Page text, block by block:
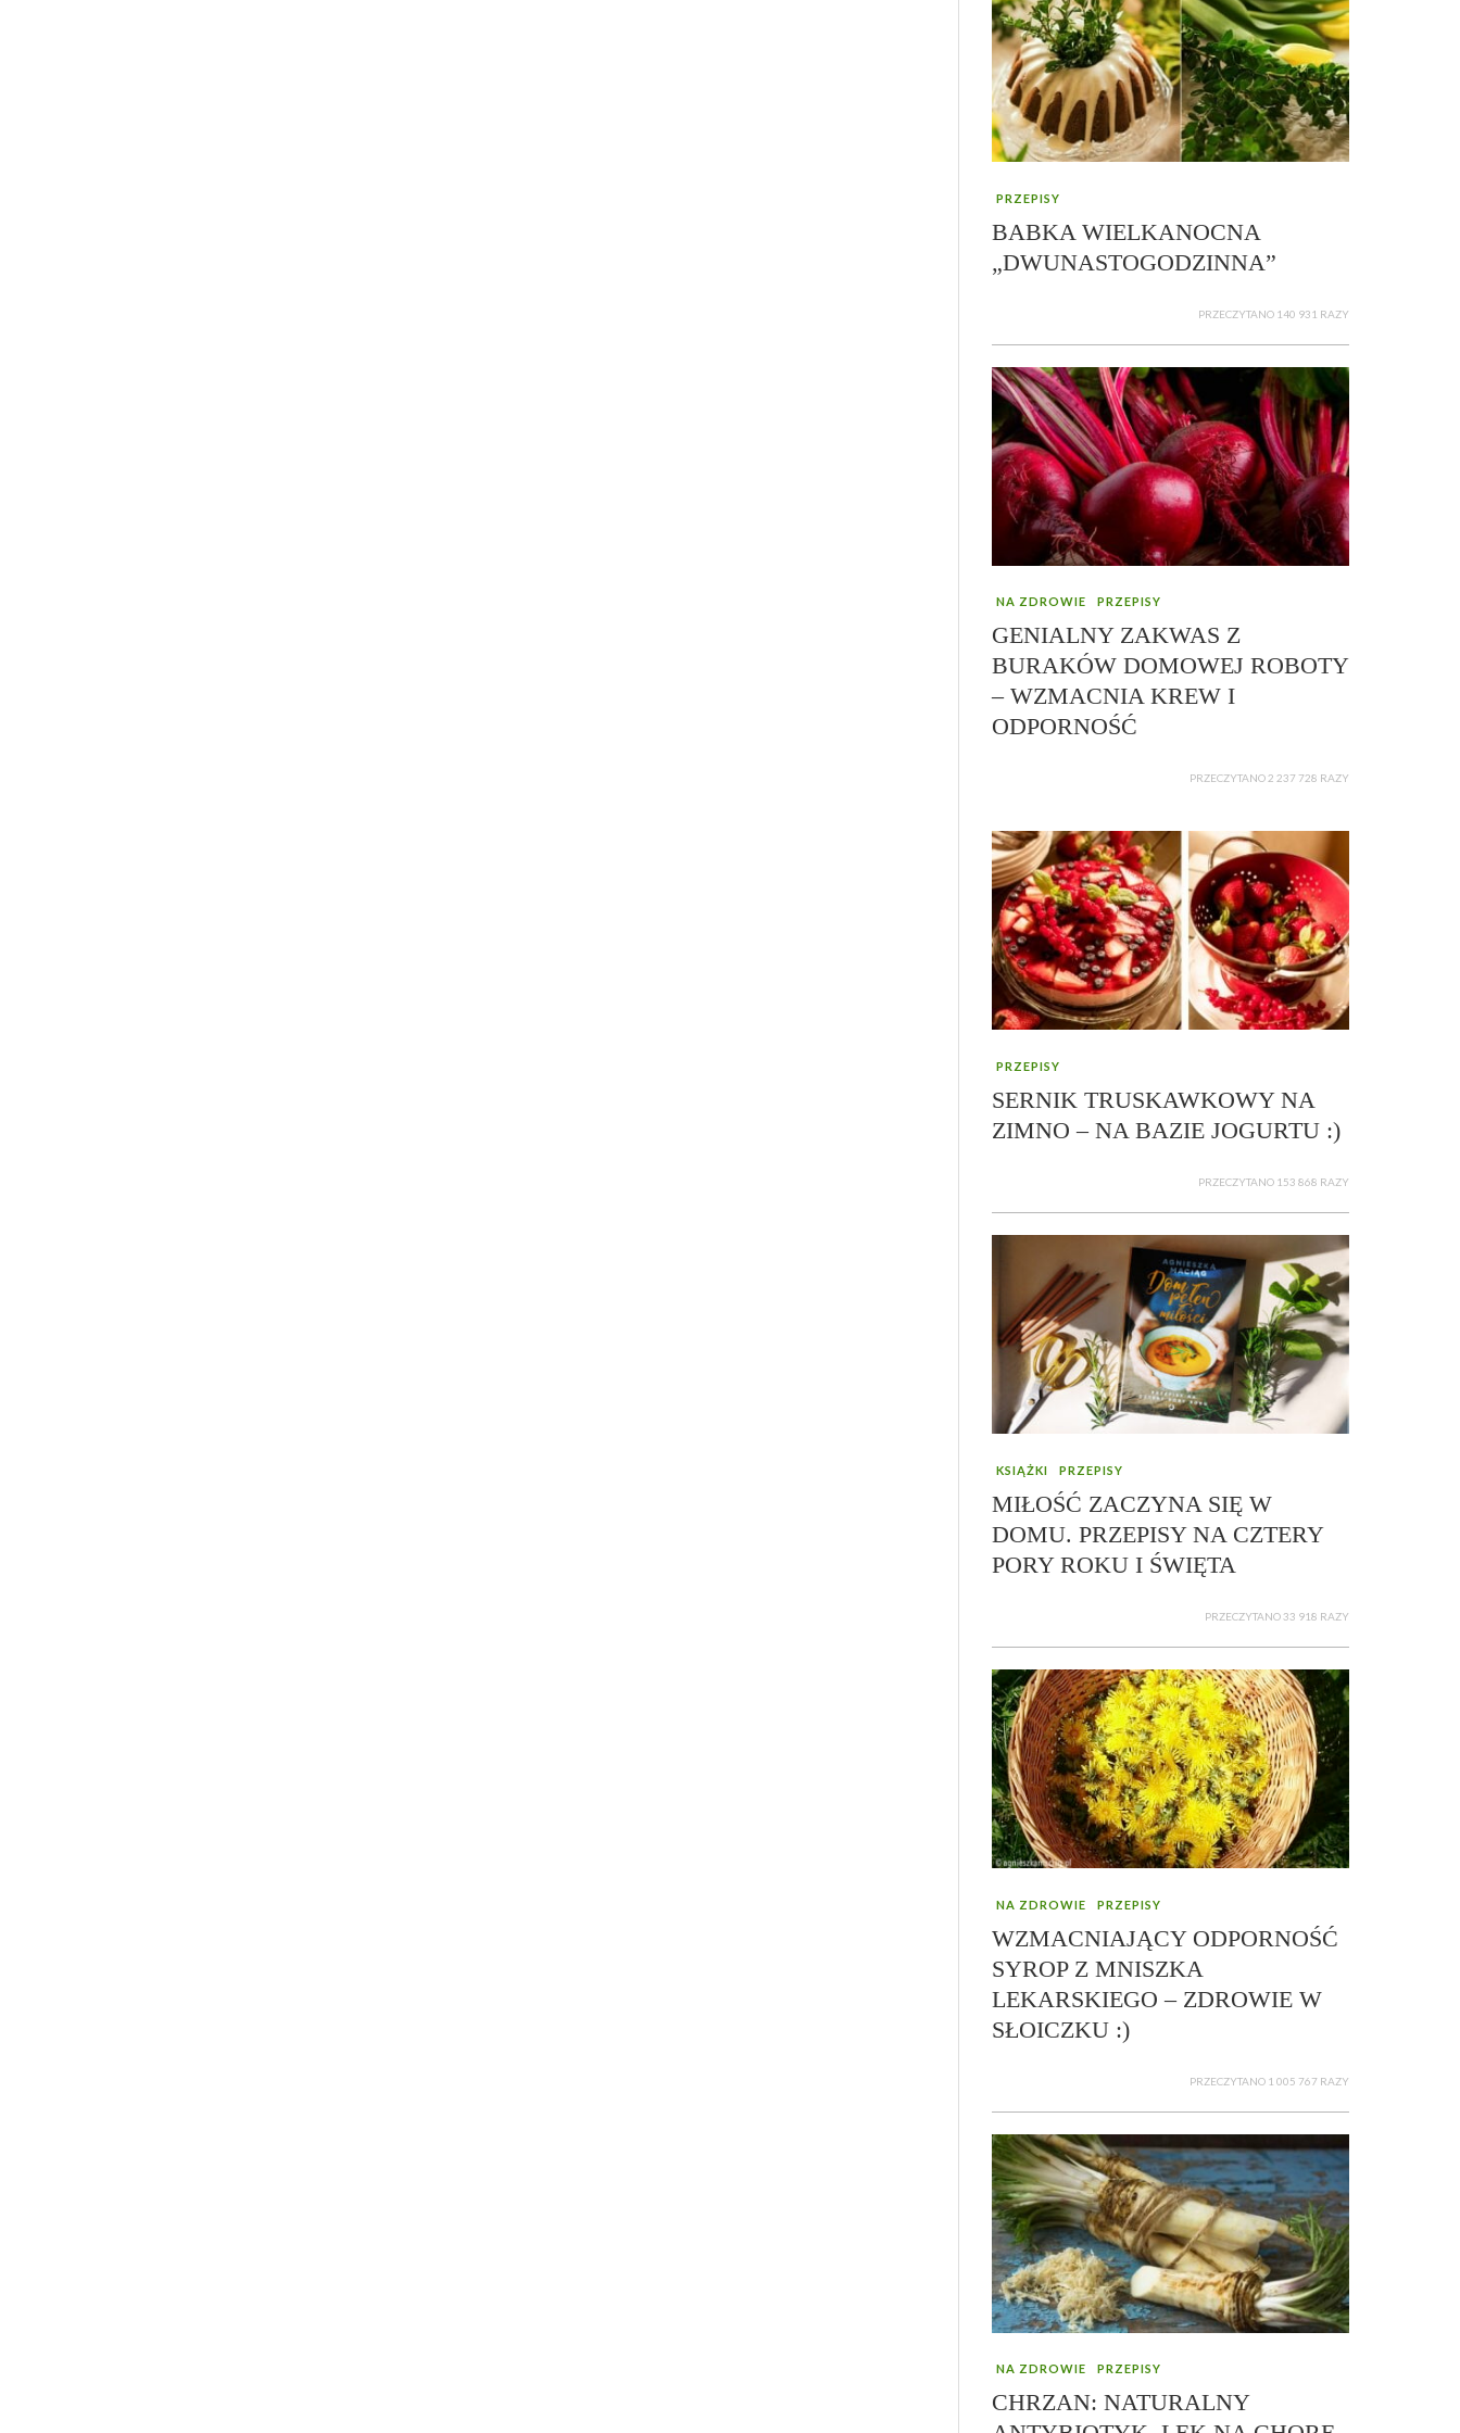
PRZEPISY
BABKA WIELKANOCNA
„DWUNASTOGODZINNA”
PRZECZYTANO 140 931 RAZY
NA ZDROWIE PRZEPISY
GENIALNY ZAKWAS Z
BURAKÓW DOMOWEJ ROBOTY
– WZMACNIA KREW I
ODPORNOŚĆ
PRZECZYTANO 2 237 728 RAZY
PRZEPISY
SERNIK TRUSKAWKOWY NA
ZIMNO – NA BAZIE JOGURTU :)
PRZECZYTANO 153 868 RAZY
KSIĄŻKI PRZEPISY
MIŁOŚĆ ZACZYNA SIĘ W
DOMU. PRZEPISY NA CZTERY
PORY ROKU I ŚWIĘTA
PRZECZYTANO 33 918 RAZY
NA ZDROWIE PRZEPISY
WZMACNIAJĄCY ODPORNOŚĆ
SYROP Z MNISZKA
LEKARSKIEGO – ZDROWIE W
SŁOICZKU :)
PRZECZYTANO 1 005 767 RAZY
NA ZDROWIE PRZEPISY
CHRZAN: NATURALNY